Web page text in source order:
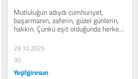
Mutluluğun adıydı cumhuriyet,
başarmanın, zaferin, güzel günlerin,
hakkın. Çünkü eşit olduğunda herkes,
mutluluk bir anlam ifade...
29.10.2025
30
Yeşilgiresun